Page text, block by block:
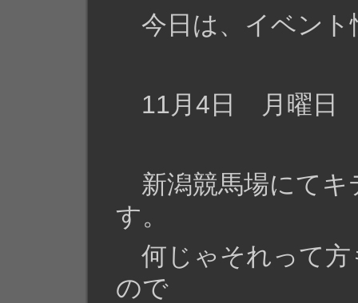
今日は、イベント
11月4日 月曜日
新潟競馬場にてキ
す。
何じゃそれって方
ので